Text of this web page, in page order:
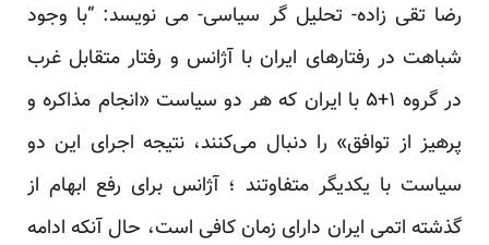
رضا تقی زاده- تحلیل گر سیاسی- می نویسد: “با وجود
شباهت در رفتارهای ایران با آژانس و رفتار متقابل غرب
در گروه ۱+۵ با ایران که هر دو سیاست «انجام مذاکره و
پرهیز از توافق» را دنبال می‌کنند، نتیجه اجرای این دو
سیاست با یکدیگر متفاوتند ؛ آژانس برای رفع ابهام از
گذشته اتمی ایران دارای زمان کافی است، حال آنکه ادامه